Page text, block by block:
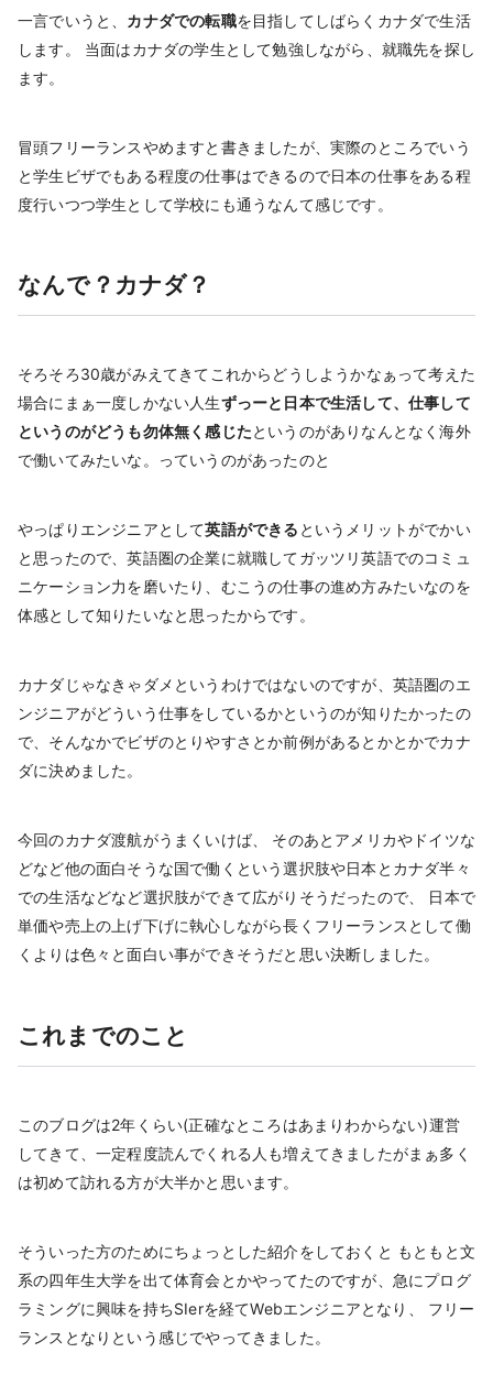
一言でいうと、 カナダでの転職を目指してしばらくカナダで生活
します。 当面はカナダの学生として勉強しながら、就職先を探し
ます。
冒頭フリーランスやめますと書きましたが、実際のところでいう
と学生ビザでもある程度の仕事はできるので日本の仕事をある程
度行いつつ学生として学校にも通うなんて感じです。
なんで？カナダ？
そろそろ30歳がみえてきてこれからどうしようかなぁって考えた
場合にまぁ一度しかない人生ずっーと日本で生活して、仕事して
というのがどうも勿体無く感じたというのがありなんとなく海外
で働いてみたいな。っていうのがあったのと
やっぱりエンジニアとして英語ができる というメリットがでかい
と思ったので、英語圏の企業に就職してガッツリ英語でのコミュ
ニケーション力を磨いたり、むこうの仕事の進め方みたいなのを
体感として知りたいなと思ったからです。
カナダじゃなきゃダメというわけではないのですが、英語圏のエ
ンジニアがどういう仕事をしているかというのが知りたかったの
で、そんなかでビザのとりやすさとか前例があるとかとかでカナ
ダに決めました。
今回のカナダ渡航がうまくいけば、 そのあとアメリカやドイツな
どなど他の面白そうな国で働くという選択肢や日本とカナダ半々
での生活などなど選択肢ができて広がりそうだったので、 日本で
単価や売上の上げ下げに執心しながら長くフリーランスとして働
くよりは色々と面白い事ができそうだと思い決断しました。
これまでのこと
このブログは2年くらい(正確なところはあまりわからない)運営
してきて、一定程度読んでくれる人も増えてきましたがまぁ多く
は初めて訪れる方が大半かと思います。
そういった方のためにちょっとした紹介をしておくと もともと文
系の四年生大学を出て体育会とかやってたのですが、急にプログ
ラミングに興味を持ちSIerを経てWebエンジニアとなり、 フリー
ランスとなりという感じでやってきました。